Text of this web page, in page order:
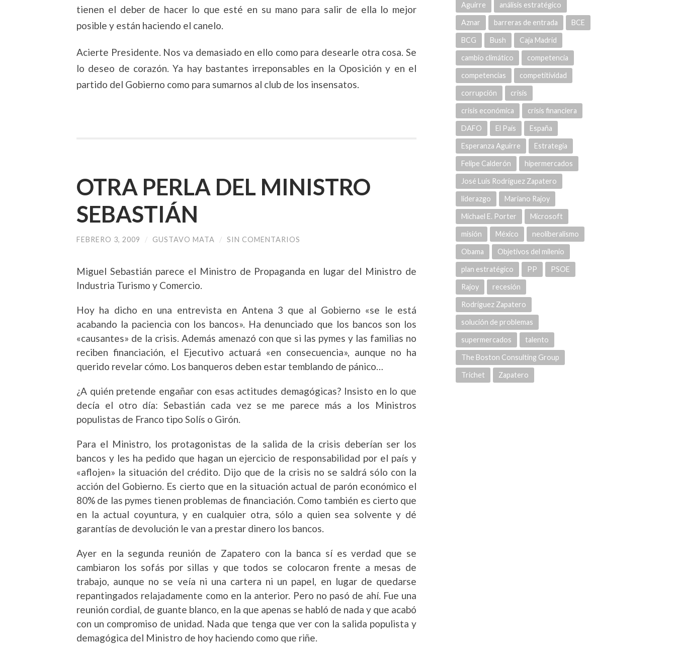
tienen el deber de hacer lo que esté en su mano para salir de ella lo mejor
posible y están haciendo el canelo.
Acierte Presidente. Nos va demasiado en ello como para desearle otra cosa. Se
lo deseo de corazón. Ya hay bastantes irreponsables en la Oposición y en el
partido del Gobierno como para sumarnos al club de los insensatos.
OTRA PERLA DEL MINISTRO
SEBASTIÁN
FEBRERO 3, 2009 / GUSTAVO MATA / SIN COMENTARIOS
Miguel Sebastián parece el Ministro de Propaganda en lugar del Ministro de
Industria Turismo y Comercio.
Hoy ha dicho en una entrevista en Antena 3 que al Gobierno «se le está
acabando la paciencia con los bancos». Ha denunciado que los bancos son los
«causantes» de la crisis. Además amenazó con que si las pymes y las familias no
reciben financiación, el Ejecutivo actuará «en consecuencia», aunque no ha
querido revelar cómo. Los banqueros deben estar temblando de pánico…
¿A quién pretende engañar con esas actitudes demagógicas? Insisto en lo que
decía el otro día: Sebastián cada vez se me parece más a los Ministros
populistas de Franco tipo Solís o Girón.
Para el Ministro, los protagonistas de la salida de la crisis deberían ser los
bancos y les ha pedido que hagan un ejercicio de responsabilidad por el país y
«aflojen» la situación del crédito. Dijo que de la crisis no se saldrá sólo con la
acción del Gobierno. Es cierto que en la situación actual de parón económico el
80% de las pymes tienen problemas de financiación. Como también es cierto que
en la actual coyuntura, y en cualquier otra, sólo a quien sea solvente y dé
garantías de devolución le van a prestar dinero los bancos.
Ayer en la segunda reunión de Zapatero con la banca sí es verdad que se
cambiaron los sofás por sillas y que todos se colocaron frente a mesas de
trabajo, aunque no se veía ni una cartera ni un papel, en lugar de quedarse
repantingados relajadamente como en la anterior. Pero no pasó de ahí. Fue una
reunión cordial, de guante blanco, en la que apenas se habló de nada y que acabó
con un compromiso de unidad. Nada que tenga que ver con la salida populista y
demagógica del Ministro de hoy haciendo como que riñe.
Aguirre análisis estratégico
Aznar barreras de entrada BCE
BCG Bush Caja Madrid
cambio climático competencia
competencias competitividad
corrupción crisis
crisis económica crisis financiera
DAFO El País España
Esperanza Aguirre Estrategia
Felipe Calderón hipermercados
José Luis Rodríguez Zapatero
liderazgo Mariano Rajoy
Michael E. Porter Microsoft
misión México neoliberalismo
Obama Objetivos del milenio
plan estratégico PP PSOE
Rajoy recesión
Rodríguez Zapatero
solución de problemas
supermercados talento
The Boston Consulting Group
Trichet Zapatero